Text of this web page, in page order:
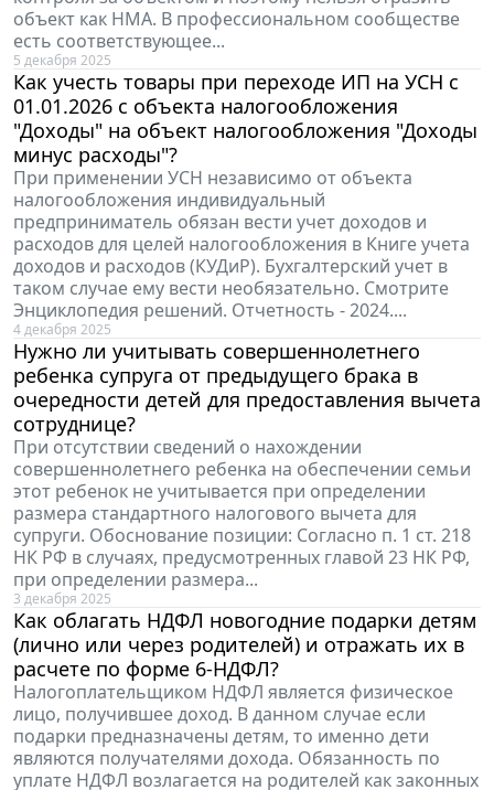
объект как НМА. В профессиональном сообществе
есть соответствующее...
5 декабря 2025
Как учесть товары при переходе ИП на УСН с
01.01.2026 с объекта налогообложения
"Доходы" на объект налогообложения "Доходы
минус расходы"?
При применении УСН независимо от объекта
налогообложения индивидуальный
предприниматель обязан вести учет доходов и
расходов для целей налогообложения в Книге учета
доходов и расходов (КУДиР). Бухгалтерский учет в
таком случае ему вести необязательно. Смотрите
Энциклопедия решений. Отчетность - 2024....
4 декабря 2025
Нужно ли учитывать совершеннолетнего
ребенка супруга от предыдущего брака в
очередности детей для предоставления вычета
сотруднице?
При отсутствии сведений о нахождении
совершеннолетнего ребенка на обеспечении семьи
этот ребенок не учитывается при определении
размера стандартного налогового вычета для
супруги. Обоснование позиции: Согласно п. 1 ст. 218
НК РФ в случаях, предусмотренных главой 23 НК РФ,
при определении размера...
3 декабря 2025
Как облагать НДФЛ новогодние подарки детям
(лично или через родителей) и отражать их в
расчете по форме 6-НДФЛ?
Налогоплательщиком НДФЛ является физическое
лицо, получившее доход. В данном случае если
подарки предназначены детям, то именно дети
являются получателями дохода. Обязанность по
уплате НДФЛ возлагается на родителей как законных